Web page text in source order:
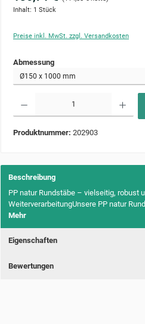
Inhalt: 1 Stück
Preise inkl. MwSt. zzgl. Versandkosten
Abmessungauswählen
Produktnummer: 202903
Beschreibung
PP natur Rundstäbe – vielseitig, robust
WeiterverarbeitungUnsere PP natur
Mehr
Eigenschaften
Bewertungen